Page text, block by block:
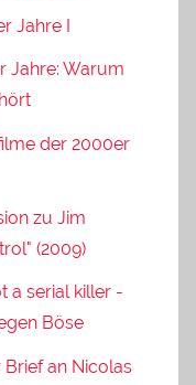
Jahre I
Jahre: Warum
der 2000er
zu Jim
(2009)
a serial killer -
Böse
Brief an Nicolas